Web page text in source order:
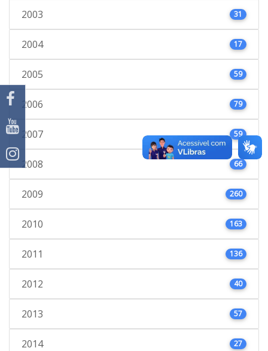
2003 31
2004 17
2005 59
2006 79
2007 59
2008 66
2009 260
2010 163
2011 136
2012 40
2013 57
2014 27